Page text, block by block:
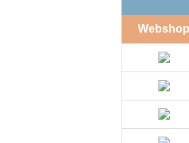
Webshop